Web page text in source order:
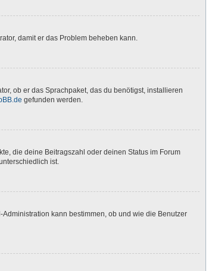
damit er das Problem beheben kann.
ob er das Sprachpaket, das du benötigst, installieren
gefunden werden.
die deine Beitragszahl oder deinen Status im Forum
ist.
kann bestimmen, ob und wie die Benutzer